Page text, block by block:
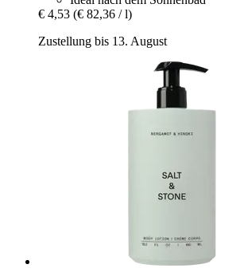
€ 4,53 (€ 82,36 / l)
Zustellung bis 13. August